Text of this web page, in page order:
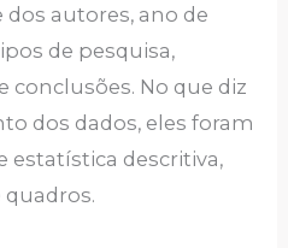
autores, ano de
de pesquisa,
conclusões. No que diz
dos dados, eles foram
estatística descritiva,